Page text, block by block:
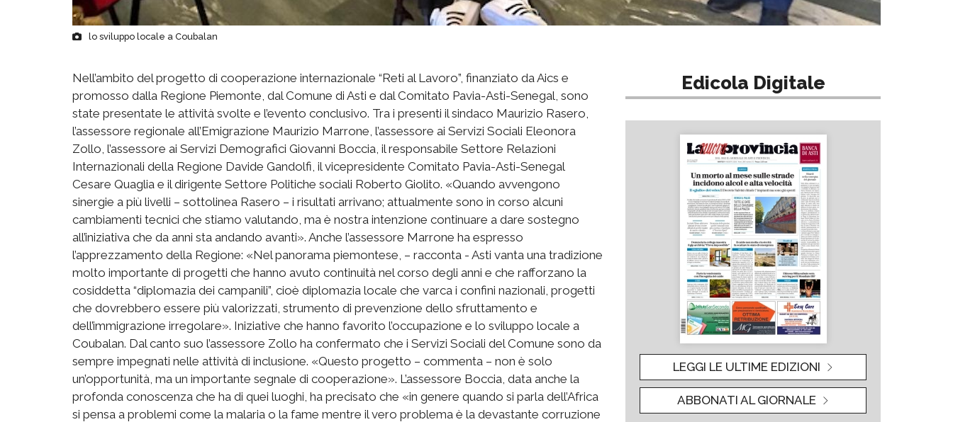
lo sviluppo locale a Coubalan
Nell’ambito del progetto di cooperazione internazionale “Reti al Lavoro”, finanziato da Aics e
promosso dalla Regione Piemonte, dal Comune di Asti e dal Comitato Pavia-Asti-Senegal, sono
state presentate le attività svolte e l’evento conclusivo. Tra i presenti il sindaco Maurizio Rasero,
l’assessore regionale all’Emigrazione Maurizio Marrone, l’assessore ai Servizi Sociali Eleonora
Zollo, l’assessore ai Servizi Demografici Giovanni Boccia, il responsabile Settore Relazioni
Internazionali della Regione Davide Gandolfi, il vicepresidente Comitato Pavia-Asti-Senegal
Cesare Quaglia e il dirigente Settore Politiche sociali Roberto Giolito. «Quando avvengono
sinergie a più livelli – sottolinea Rasero – i risultati arrivano; attualmente sono in corso alcuni
cambiamenti tecnici che stiamo valutando, ma è nostra intenzione continuare a dare sostegno
all’iniziativa che da anni sta andando avanti». Anche l’assessore Marrone ha espresso
l’apprezzamento della Regione: «Nel panorama piemontese, – racconta - Asti vanta una tradizione
molto importante di progetti che hanno avuto continuità nel corso degli anni e che rafforzano la
cosiddetta “diplomazia dei campanili”, cioè diplomazia locale che varca i confini nazionali, progetti
che dovrebbero essere più valorizzati, strumento di prevenzione dello sfruttamento e
dell’immigrazione irregolare». Iniziative che hanno favorito l’occupazione e lo sviluppo locale a
Coubalan. Dal canto suo l’assessore Zollo ha confermato che i Servizi Sociali del Comune sono da
sempre impegnati nelle attività di inclusione. «Questo progetto – commenta – non è solo
un’opportunità, ma un importante segnale di cooperazione». L’assessore Boccia, data anche la
profonda conoscenza che ha di quei luoghi, ha precisato che «in genere quando si parla dell’Africa
si pensa a problemi come la malaria o la fame mentre il vero problema è la devastante corruzione
Edicola Digitale
LEGGI LE ULTIME EDIZIONI
ABBONATI AL GIORNALE